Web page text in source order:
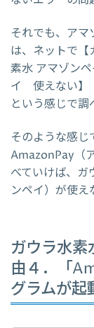
それでも、ア
は、ネットで【
素水 アマゾン
イ 使えない】
という感じで調
そのような感
AmazonPay（
べていけば、
ンペイ）が使え
ガウラ水
由４．「
グラムが起